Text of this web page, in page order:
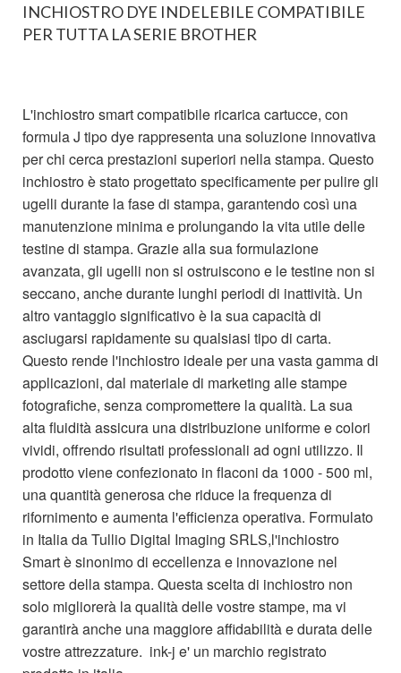
INCHIOSTRO DYE INDELEBILE COMPATIBILE
PER TUTTA LA SERIE BROTHER
L'inchiostro smart compatibile ricarica cartucce, con
formula J tipo dye rappresenta una soluzione innovativa
per chi cerca prestazioni superiori nella stampa. Questo
inchiostro è stato progettato specificamente per pulire gli
ugelli durante la fase di stampa, garantendo così una
manutenzione minima e prolungando la vita utile delle
testine di stampa. Grazie alla sua formulazione
avanzata, gli ugelli non si ostruiscono e le testine non si
seccano, anche durante lunghi periodi di inattività. Un
altro vantaggio significativo è la sua capacità di
asciugarsi rapidamente su qualsiasi tipo di carta.
Questo rende l'inchiostro ideale per una vasta gamma di
applicazioni, dal materiale di marketing alle stampe
fotografiche, senza compromettere la qualità. La sua
alta fluidità assicura una distribuzione uniforme e colori
vividi, offrendo risultati professionali ad ogni utilizzo. Il
prodotto viene confezionato in flaconi da 1000 - 500 ml,
una quantità generosa che riduce la frequenza di
rifornimento e aumenta l'efficienza operativa. Formulato
in Italia da Tullio Digital Imaging SRLS,l'inchiostro
Smart è sinonimo di eccellenza e innovazione nel
settore della stampa. Questa scelta di inchiostro non
solo migliorerà la qualità delle vostre stampe, ma vi
garantirà anche una maggiore affidabilità e durata delle
vostre attrezzature. ink-j e' un marchio registrato